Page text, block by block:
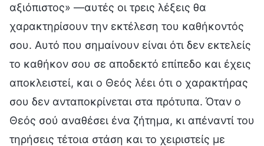
αξιόπιστος» —αυτές οι τρεις λέξεις θα
χαρακτηρίσουν την εκτέλεση του καθήκοντός
σου. Αυτό που σημαίνουν είναι ότι δεν εκτελείς
το καθήκον σου σε αποδεκτό επίπεδο και έχεις
αποκλειστεί, και ο Θεός λέει ότι ο χαρακτήρας
σου δεν ανταποκρίνεται στα πρότυπα. Όταν ο
Θεός σού αναθέσει ένα ζήτημα, κι απέναντί του
τηρήσεις τέτοια στάση και το χειριστείς με